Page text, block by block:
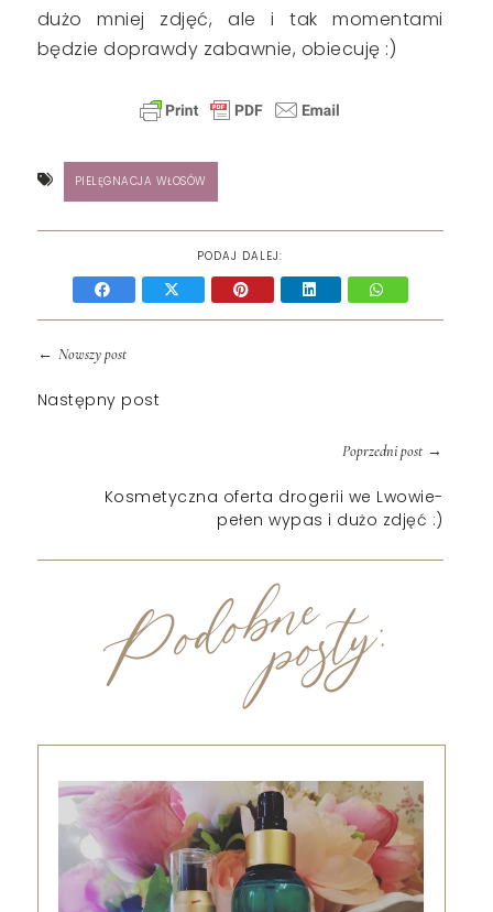
dużo mniej zdjęć, ale i tak momentami
będzie doprawdy zabawnie, obiecuję :)
PIELĘGNACJA WŁOSÓW
PODAJ DALEJ:
← Nowszy post
Następny post
Poprzedni post→
Kosmetyczna oferta drogerii we Lwowie-
pełen wypas i dużo zdjęć :)